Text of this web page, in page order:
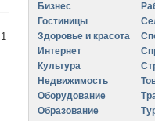
1
Бизнес
Гостиницы
Здоровье и красота
Интернет
Культура
Недвижимость
Оборудование
Образование